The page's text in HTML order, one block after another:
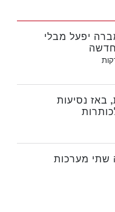
יפעל מבלי
חדשה
באז נסיעות
שתי מערכות